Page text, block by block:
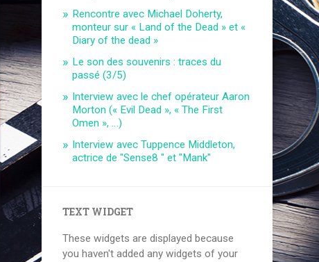
Rencontre avec Michael Doherty,
monteur sur « Land of the Dead » et «
Diary of the dead »
Le son des souvenirs : traces du
passé (3/5)
Interview avec le chef opérateur Aaron
Morton (« Evil Dead », « The First
Omen », …)
Interview avec Tuppence Middleton,
actrice de "Sense8 " et "Mank"
TEXT WIDGET
These widgets are displayed because
you haven't added any widgets of your